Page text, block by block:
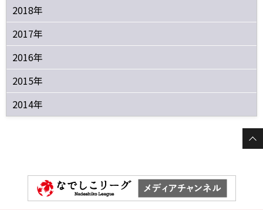
2018年
2017年
2016年
2015年
2014年